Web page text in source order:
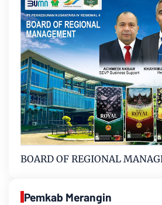
BOARD OF REGIONAL
Pemkab Merangin